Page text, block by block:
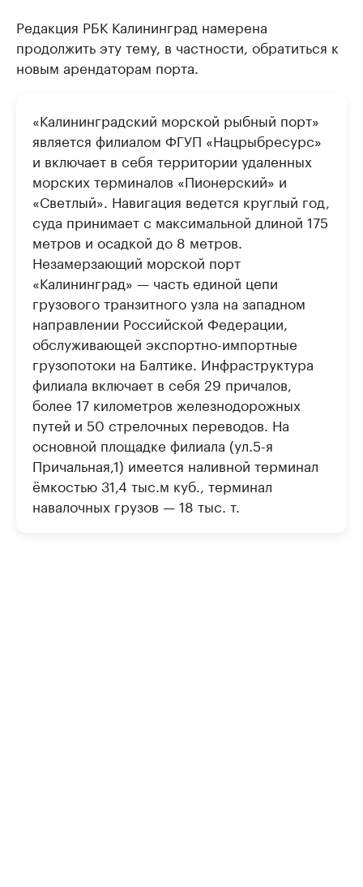
Редакция РБК Калининград намерена
продолжить эту тему, в частности, обратиться к
новым арендаторам порта.
«Калининградский морской рыбный порт»
является филиалом ФГУП «Нацрыбресурс»
и включает в себя территории удаленных
морских терминалов «Пионерский» и
«Светлый». Навигация ведется круглый год,
суда принимает с максимальной длиной 175
метров и осадкой до 8 метров.
Незамерзающий морской порт
«Калининград» — часть единой цепи
грузового транзитного узла на западном
направлении Российской Федерации,
обслуживающей экспортно-импортные
грузопотоки на Балтике. Инфраструктура
филиала включает в себя 29 причалов,
более 17 километров железнодорожных
путей и 50 стрелочных переводов. На
основной площадке филиала (ул.5-я
Причальная,1) имеется наливной терминал
ёмкостью 31,4 тыс.м куб., терминал
навалочных грузов — 18 тыс. т.